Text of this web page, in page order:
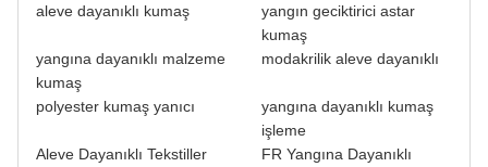
aleve dayanıklı kumaş
yangın geciktirici astar
kumaş
yangına dayanıklı malzeme
kumaş
modakrilik aleve dayanıklı
polyester kumaş yanıcı
yangına dayanıklı kumaş
işleme
Aleve Dayanıklı Tekstiller
FR Yangına Dayanıklı